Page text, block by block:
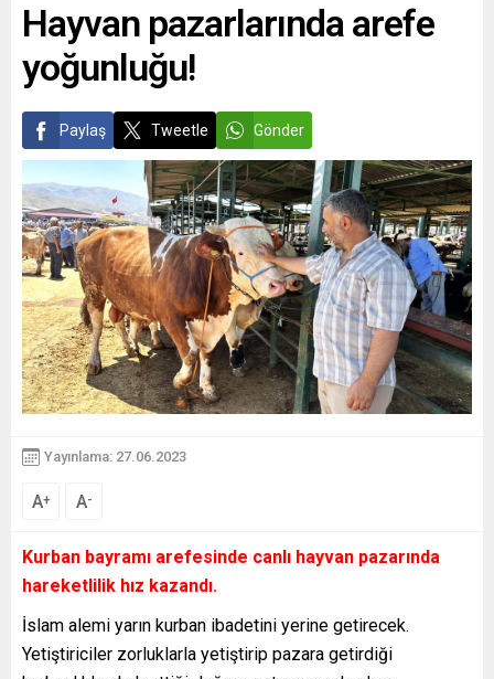
Hayvan pazarlarında arefe
yoğunluğu!
Paylaş Tweetle Gönder
Yayınlama: 27.06.2023
A+ A-
Kurban bayramı arefesinde canlı hayvan pazarında
hareketlilik hız kazandı.
İslam alemi yarın kurban ibadetini yerine getirecek.
Yetiştiriciler zorluklarla yetiştirip pazara getirdiği